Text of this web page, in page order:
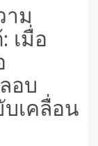
าม
เมื่อ
อบ
เคลื่อน